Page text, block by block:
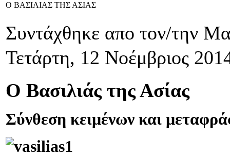
Ο ΒΑΣΙΛΙΑΣ ΤΗΣ ΑΣΙΑΣ
Συντάχθηκε απο τον/την
Τετάρτη, 12 Νοέμβριος
Ο Βασιλιάς της Ασίας
Σύνθεση κειμένων και